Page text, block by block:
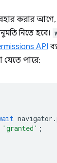
করার
নিতে হবে।
API
যেতে পারে:
navigator .
'granted' ;